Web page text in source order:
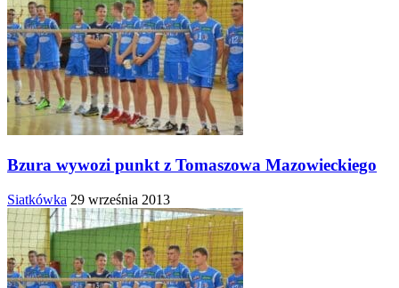
Bzura wywozi punkt z Tomaszowa Mazowieckiego
Siatkówka 29 września 2013